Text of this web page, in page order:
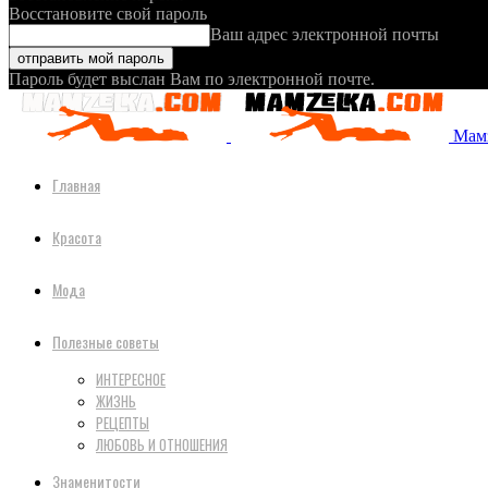
Восстановите свой пароль
Ваш адрес электронной почты
Пароль будет выслан Вам по электронной почте.
Главная
Красота
Мода
Полезные советы
ИНТЕРЕСНОЕ
ЖИЗНЬ
РЕЦЕПТЫ
ЛЮБОВЬ И ОТНОШЕНИЯ
Знаменитости